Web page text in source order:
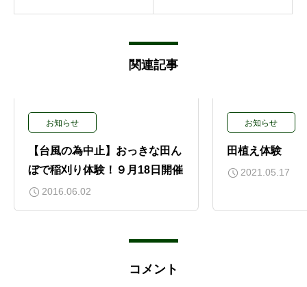
関連記事
お知らせ
【台風の為中止】おっきな田ん
ぼで稲刈り体験！９月18日開催
2016.06.02
お知らせ
田植え体験
2021.05.17
コメント